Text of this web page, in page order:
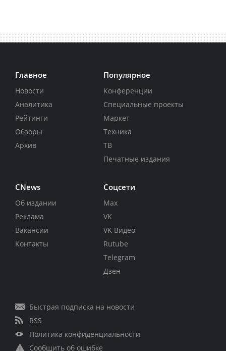
Главное
Новости
Аналитика
Рейтинги
Обзоры
Архив
Популярное
Конференции
Специальные проекты
Маркет
Техника
ТВ
Печатные издания
CNews
Об издании
Реклама
Вакансии
Контакты
Соцсети
Max
VK
VK Видео
Rutube
Telegram
Дзен
Быстрая подписка на новости
RSS
Политика конфиденциальности
Сообщить об ошибке